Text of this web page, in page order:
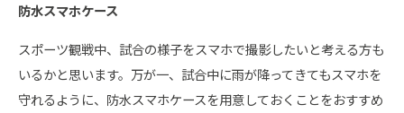
防水スマホケース
スポーツ観戦中、試合の様子をスマホで撮影したいと考える方も
いるかと思います。万が一、試合中に雨が降ってきてもスマホを
守れるように、防水スマホケースを用意しておくことをおすすめ